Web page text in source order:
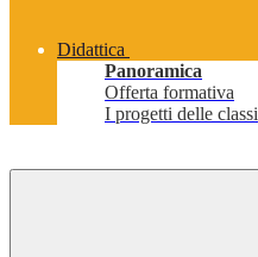
Didattica
Panoramica
Offerta formativa
I progetti delle classi